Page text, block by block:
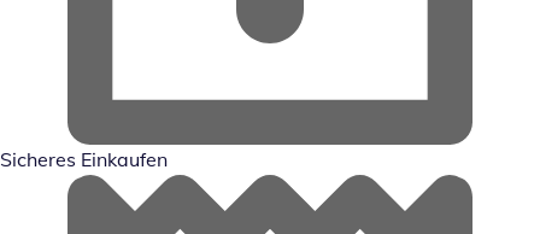
Sicheres Einkaufen